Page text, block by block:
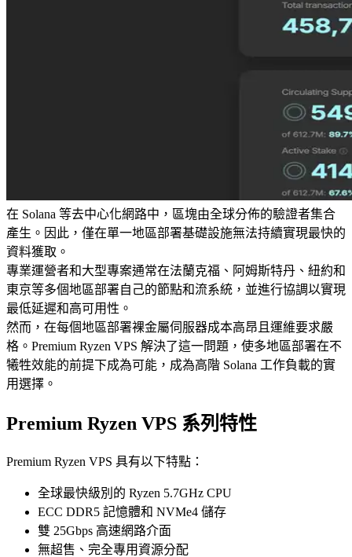
在 Solana 等去中心化網路中，區塊由全球分佈的驗證者集合
產生。因此，僅在單一地區部署基礎設施無法持續實現最快的
資料獲取。
專業運營者和大型專案通常在法蘭克福、阿姆斯特丹、紐約和
東京等多個地區部署自己的節點和流系統，並進行協調以實現
最低延遲和高可用性。
然而，在每個地區部署裸金屬伺服器成本高昂且運維要求嚴
格。Premium Ryzen VPS 解決了這一問題，使多地區部署在不
犧牲效能的前提下成為可能，成為高階 Solana 工作負載的實
用選擇。
Premium Ryzen VPS 系列特性
Premium Ryzen VPS 具有以下特點：
全球最快級別的 Ryzen 5.7GHz CPU
ECC DDR5 記憶體和 NVMe4 儲存
雙 25Gbps 高速網路介面
無超售、完全專用資源分配